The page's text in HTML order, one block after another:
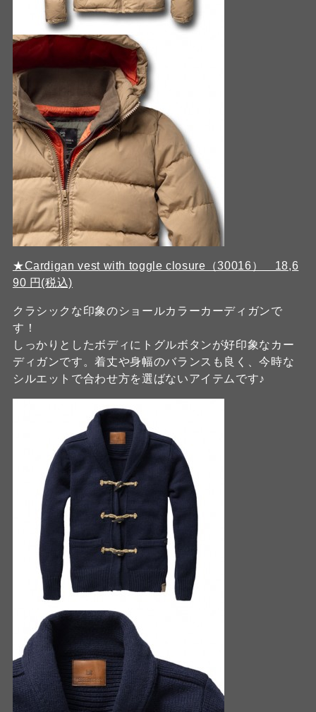
★Cardigan vest with toggle closure（30016） 18,6
90 円(税込)
クラシックな印象のショールカラーカーディガンで
す！
しっかりとしたボディにトグルボタンが好印象なカー
ディガンです。着丈や身幅のバランスも良く、今時な
シルエットで合わせ方を選ばないアイテムです♪